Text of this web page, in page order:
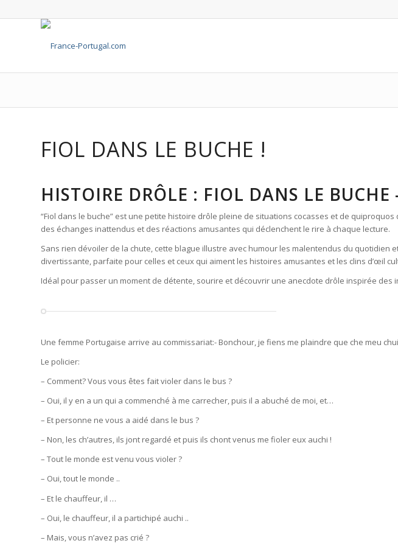
FIOL DANS LE BUCHE !
HISTOIRE DRÔLE : FIOL DANS LE
“Fiol dans le buche” est une petite histoire drôle pleine de situations cocasses et de
des échanges inattendus et des réactions amusantes qui déclenchent le rire à chaque lecture.
Sans rien dévoiler de la chute, cette blague illustre avec humour les malentendus du
divertissante, parfaite pour celles et ceux qui aiment les histoires amusantes et les clins d’œil
Idéal pour passer un moment de détente, sourire et découvrir une anecdote drôle inspirée des
Une femme Portugaise arrive au commissariat:- Bonchour, je fiens me plaindre que che meu
Le policier:
– Comment? Vous vous êtes fait violer dans le bus ?
– Oui, il y en a un qui a commenché à me carrecher, puis il a abuché de moi, et…
– Et personne ne vous a aidé dans le bus ?
– Non, les ch’autres, ils jont regardé et puis ils chont venus me fioler eux auchi !
– Tout le monde est venu vous violer ?
– Oui, tout le monde ..
– Et le chauffeur, il …
– Oui, le chauffeur, il a partichipé auchi ..
– Mais, vous n’avez pas crié ?